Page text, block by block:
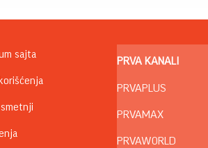
sajta
PRVA KANALI
PRVAPLUS
PRVAMAX
PRVAWORLD